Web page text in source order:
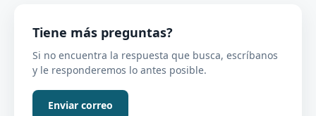
Tiene más preguntas?
Si no encuentra la respuesta que busca, escríbanos
y le responderemos lo antes posible.
Enviar correo